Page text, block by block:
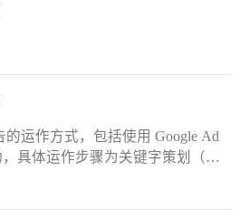
低收费限制，投放久了还可自动
运作方式，包括使用 Google Ad
，具体运作步骤为关键字策划（查
和行动成本并设置预算）、广告